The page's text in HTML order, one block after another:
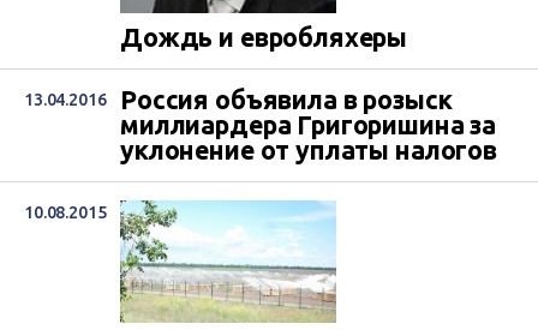
Дождь и евробляхеры
13.04.2016
Россия объявила в розыск
миллиардера Григоришина за
уклонение от уплаты налогов
10.08.2015